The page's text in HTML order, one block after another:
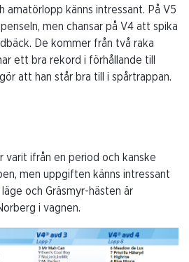
amatörlopp känns intressant. På V5
men chansar på V4 att spika
De kommer från två raka
ett bra rekord i förhållande till
att han står bra till i spårtrappan.
varit ifrån en period och kanske
men uppgiften känns intressant
och Gräsmyr-hästen är
i vagnen.